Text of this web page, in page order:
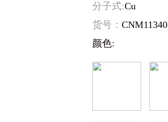
分子式:Cu
货号： CNM11340
颜色: